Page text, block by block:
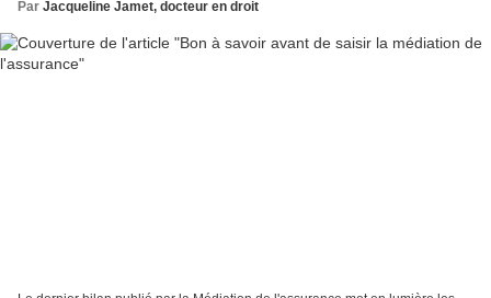
Par Jacqueline Jamet, docteur en droit